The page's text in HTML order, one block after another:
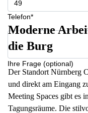
Telefon*
Ihre Frage (optional)
Moderne
die Burg
Der Standort Nürnberg
und direkt am Eingang
Meeting Spaces gibt es
Tagungsräume. Die